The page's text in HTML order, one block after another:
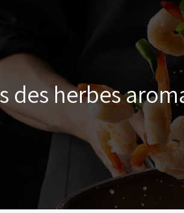
des herbes